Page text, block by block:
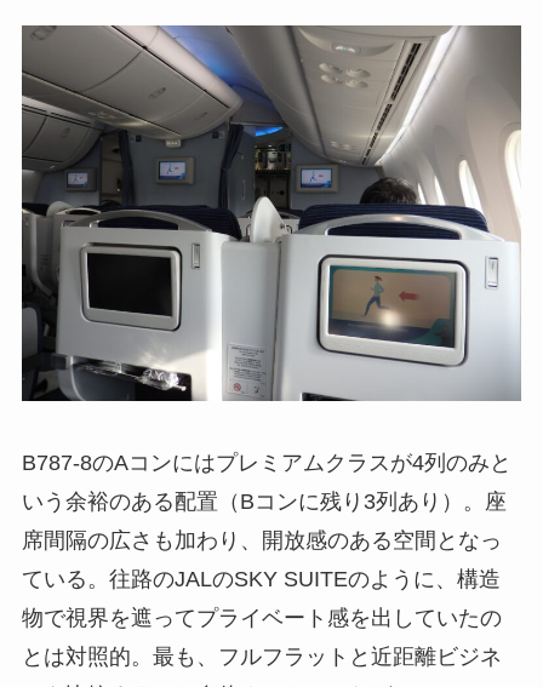
B787-8のAコンにはプレミアムクラスが4列のみと
いう余裕のある配置（Bコンに残り3列あり）。座
席間隔の広さも加わり、開放感のある空間となっ
ている。往路のJALのSKY SUITEのように、構造
物で視界を遮ってプライベート感を出していたの
とは対照的。最も、フルフラットと近距離ビジネ